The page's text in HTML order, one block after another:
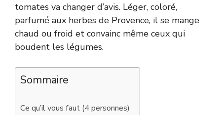
tomates va changer d’avis. Léger, coloré,
parfumé aux herbes de Provence, il se mange
chaud ou froid et convainc même ceux qui
boudent les légumes.
Sommaire
Ce qu’il vous faut (4 personnes)